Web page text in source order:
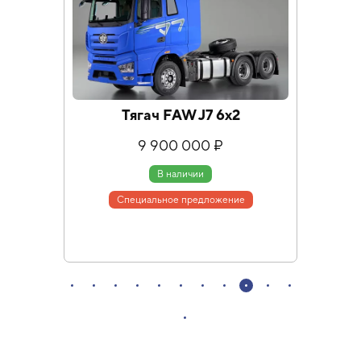
Тягач FAW J7 6х2
9 900 000 ₽
В наличии
Специальное предложение